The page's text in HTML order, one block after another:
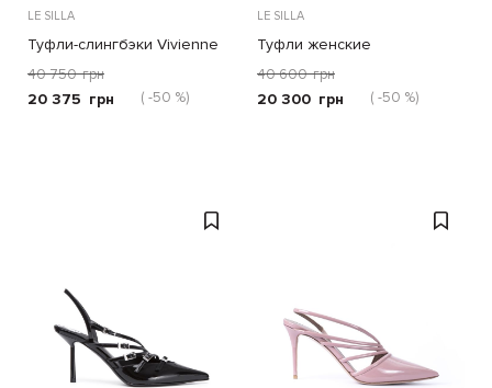
LE SILLA
Туфли-слингбэки Vivienne
40 750 грн
20 375 грн ( -50 %)
LE SILLA
Туфли женские
40 600 грн
20 300 грн ( -50 %)